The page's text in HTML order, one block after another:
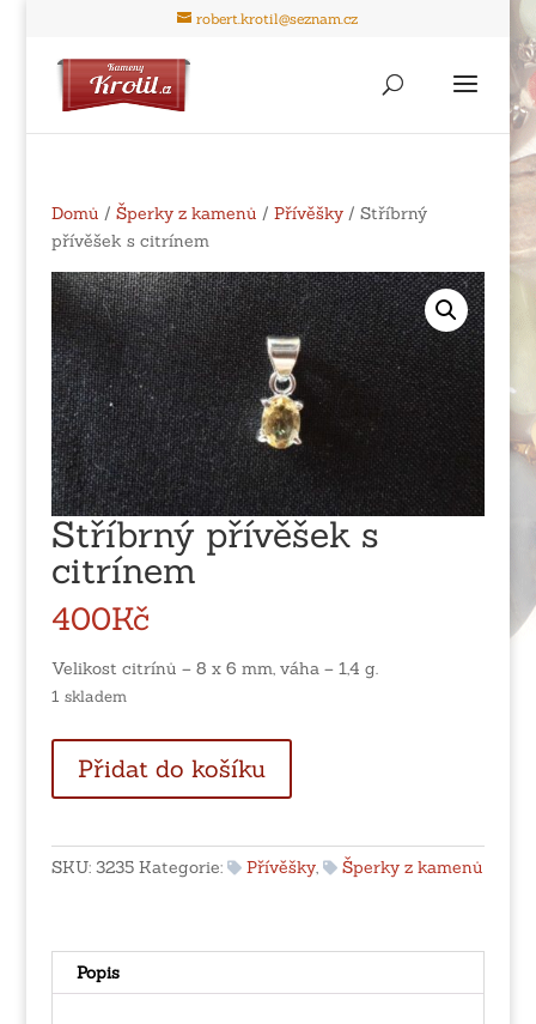
robert.krotil@seznam.cz
Domů / Šperky z kamenů / Přívěšky/ Stříbrný
přívěšek s citrínem
Stříbrný přívěšek s
citrínem
400Kč
Velikost citrínů – 8 x 6 mm, váha – 1,4 g.
1 skladem
přívěšek
s
množství
Přidat do košíku
SKU: 3235 Kategorie: Přívěšky, Šperky z kamenů
Popis